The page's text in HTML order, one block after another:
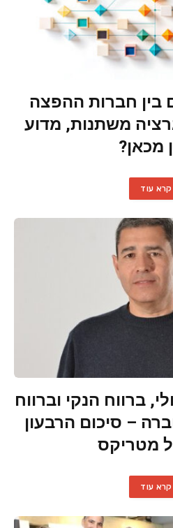
בין חברות ההפצה
משתנות, מדוע
מכאן?
קרא עוד
ברווח הנקי וברווח
– סיכום הרבעון
מטריקס
קרא עוד